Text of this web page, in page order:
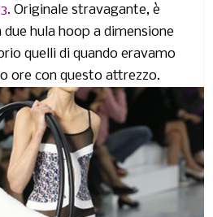
Originale stravagante, è
hula hoop a dimensione
quelli di quando eravamo
ore con questo attrezzo.